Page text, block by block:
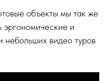
объекты мы так же
эргономические и
видео туров